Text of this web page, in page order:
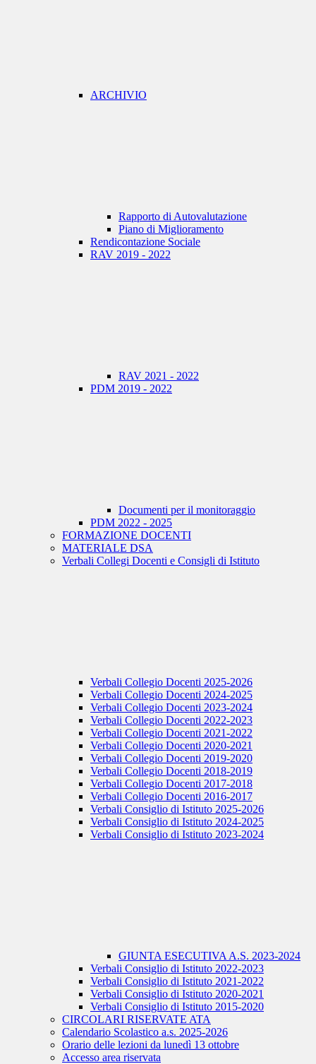
ARCHIVIO
Rapporto di Autovalutazione
Piano di Miglioramento
Rendicontazione Sociale
RAV 2019 - 2022
RAV 2021 - 2022
PDM 2019 - 2022
Documenti per il monitoraggio
PDM 2022 - 2025
FORMAZIONE DOCENTI
MATERIALE DSA
Verbali Collegi Docenti e Consigli di Istituto
Verbali Collegio Docenti 2025-2026
Verbali Collegio Docenti 2024-2025
Verbali Collegio Docenti 2023-2024
Verbali Collegio Docenti 2022-2023
Verbali Collegio Docenti 2021-2022
Verbali Collegio Docenti 2020-2021
Verbali Collegio Docenti 2019-2020
Verbali Collegio Docenti 2018-2019
Verbali Collegio Docenti 2017-2018
Verbali Collegio Docenti 2016-2017
Verbali Consiglio di Istituto 2025-2026
Verbali Consiglio di Istituto 2024-2025
Verbali Consiglio di Istituto 2023-2024
GIUNTA ESECUTIVA A.S. 2023-2024
Verbali Consiglio di Istituto 2022-2023
Verbali Consiglio di Istituto 2021-2022
Verbali Consiglio di Istituto 2020-2021
Verbali Consiglio di Istituto 2015-2020
CIRCOLARI RISERVATE ATA
Calendario Scolastico a.s. 2025-2026
Orario delle lezioni da lunedì 13 ottobre
Accesso area riservata